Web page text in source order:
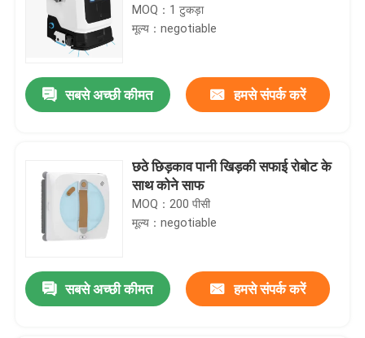
MOQ：1 टुकड़ा
मूल्य：negotiable
सबसे अच्छी कीमत हमसे संपर्क करें
छठे छिड़काव पानी खिड़की सफाई रोबोट के
साथ कोने साफ
MOQ：200 पीसी
मूल्य：negotiable
सबसे अच्छी कीमत हमसे संपर्क करें